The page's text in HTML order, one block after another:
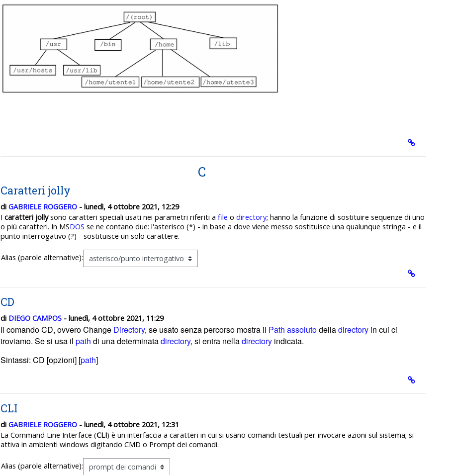
C
Caratteri jolly
di GABRIELE ROGGERO- lunedì, 4 ottobre 2021, 12:29
I caratteri jollysono caratteri speciali usati nei parametri riferiti a file o directory; hanno la funzione di sostituire sequenze di uno
o più caratteri. In MSDOS se ne contano due: l'asterisco (*) - in base a dove viene messo sostituisce una qualunque stringa - e il
punto interrogativo (?) - sostituisce un solo carattere.
Alias (parole alternative):
CD
di DIEGO CAMPOS- lunedì, 4 ottobre 2021, 11:29
Il comando CD, ovvero Change Directory, se usato senza percorso mostra il Path assolutodelladirectoryin cui ci
troviamo. Sesi usa il path di una determinatadirectory, si entra nelladirectoryindicata.
Sintassi: CD [opzioni] [path]
CLI
di GABRIELE ROGGERO- lunedì, 4 ottobre 2021, 12:31
La Command Line Interface (CLI) è un interfaccia a caratteri in cui si usano comandi testuali per invocare azioni sul sistema; si
attiva in ambienti windows digitando CMD o Prompt dei comandi.
Alias (parole alternative):